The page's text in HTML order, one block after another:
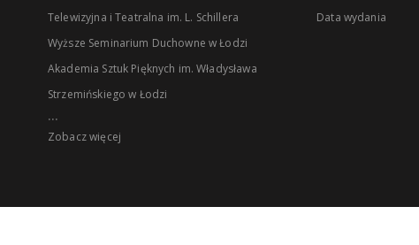
Telewizyjna i Teatralna im. L. Schillera
Wyższe Seminarium Duchowne w Łodzi
Akademia Sztuk Pięknych im. Władysława
Strzemińskiego w Łodzi
...
Zobacz więcej
Data wydania